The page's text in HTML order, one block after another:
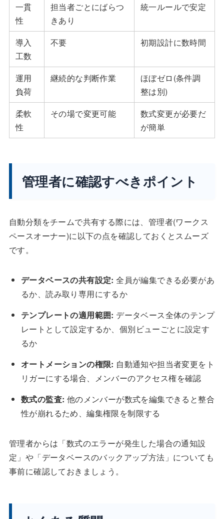
一貫
性
担当者ごとにばらつ
きあり
統一ルールで安定
導入
工数
不要 初期設計に数時間
運用
負荷
継続的な判断作業
ほぼゼロ(条件調
整は別)
柔軟
性
その場で変更可能
数式変更が必要だ
が簡単
管理者に確認すべきポイント
自動分類をチームで共有する際には、管理者(ワークス
ペースオーナー)に以下の点を確認しておくとスムーズ
です。
データベースの共有設定: 全員が編集できる必要があ
るか、読み取り専用にするか
テンプレートの適用範囲: データベース全体のテンプ
レートとして設定するか、個別ビューごとに設定す
るか
オートメーションの権限: 自動通知や担当者変更をト
リガーにする場合、メンバーのアクセス権を確認
数式の監査: 他のメンバーが数式を編集できると整合
性が崩れるため、編集権限を制限する
管理者からは「数式のエラーが発生した場合の通知設
定」や「データベースのバックアップ方法」についても
事前に確認しておきましょう。